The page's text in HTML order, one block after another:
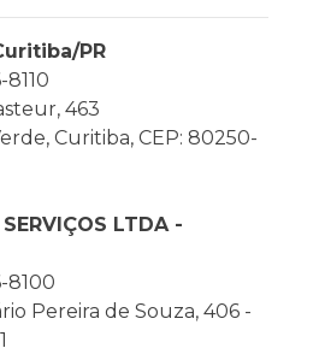
PR
8110
463
Curitiba, CEP: 80250-
LTDA -
8100
Pereira de Souza, 406 -